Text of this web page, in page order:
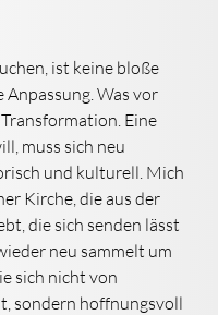
ist keine bloße
Was vor
Eine
muss sich neu
und kulturell. Mich
Kirche, die aus der
die sich senden lässt
neu sammelt um
sich nicht von
sondern hoffnungsvoll